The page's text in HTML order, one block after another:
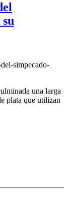
su
simpecado-
una larga
plata que utilizan